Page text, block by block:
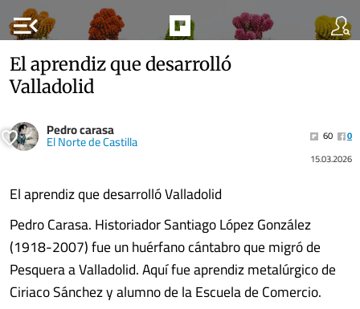
menu_open
El aprendiz que desarrolló
Valladolid
Pedro carasa
El Norte de Castilla 60
0
15.03.2026
El aprendiz que desarrolló Valladolid
Pedro Carasa. Historiador Santiago López González
(1918-2007) fue un huérfano cántabro que migró de
Pesquera a Valladolid. Aquí fue aprendiz metalúrgico de
Ciriaco Sánchez y alumno de la Escuela de Comercio.